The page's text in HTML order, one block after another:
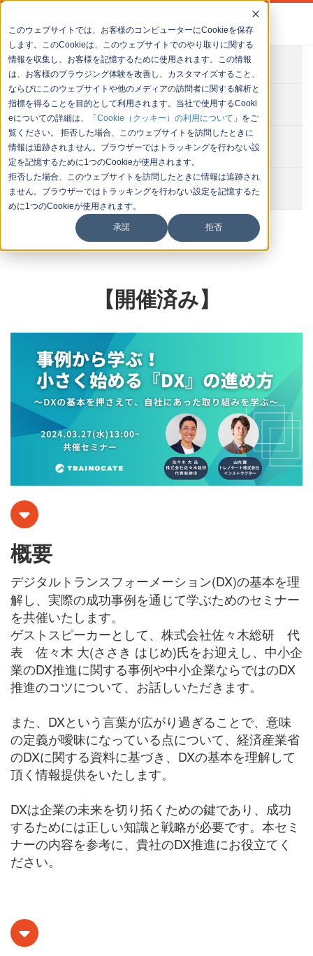
このウェブサイトでは、お客様のコンピューターにCookieを保存
します。このCookieは、このウェブサイトでのやり取りに関する
情報を収集し、お客様を記憶するために使用されます。この情報
は、お客様のブラウジング体験を改善し、カスタマイズすること、
ならびにこのウェブサイトや他のメディアの訪問者に関する解析と
指標を得ることを目的として利用されます。当社で使用するCooki
eについての詳細は、「 Cookie（クッキー）の利用について 」をご
覧ください。 拒否した場合、このウェブサイトを訪問したときに
情報は追跡されません。ブラウザーではトラッキングを行わない設
定を記憶するために1つのCookieが使用されます。
拒否した場合、このウェブサイトを訪問したときに情報は追跡され
ません。ブラウザーではトラッキングを行わない設定を記憶するた
めに1つのCookieが使用されます。
承諾 拒否
会社概要
お問い合わせ
セミナー一覧
イベント一覧
【開催済み】
概要
デジタルトランスフォーメーション(DX)の基本を理
解し、実際の成功事例を通じて学ぶためのセミナー
を共催いたします。
ゲストスピーカーとして、株式会社佐々木総研 代
表 佐々木 大(ささき はじめ)氏をお迎えし、中小企
業のDX推進に関する事例や中小企業ならではのDX
推進のコツについて、お話しいただきます。
また、DXという言葉が広がり過ぎることで、意味
の定義が曖昧になっている点について、経済産業省
のDXに関する資料に基づき、DXの基本を理解して
頂く情報提供をいたします。
DXは企業の未来を切り拓くための鍵であり、成功
するためには正しい知識と戦略が必要です。本セミ
ナーの内容を参考に、貴社のDX推進にお役立てく
ださい。